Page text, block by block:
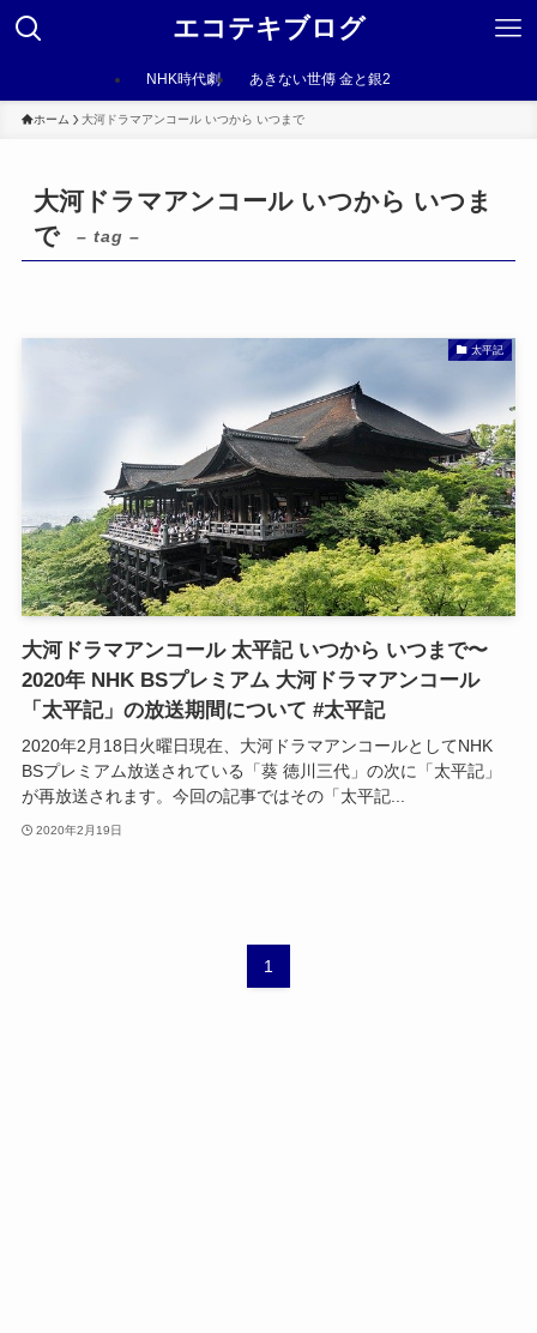
エコテキブログ
NHK時代劇 あきない世傳 金と銀2
ホーム 大河ドラマアンコール いつから いつまで
大河ドラマアンコール いつから いつま
で
– tag –
太平記
大河ドラマアンコール 太平記 いつから いつまで〜
2020年 NHK BSプレミアム 大河ドラマアンコール
「太平記」の放送期間について #太平記
2020年2月18日火曜日現在、大河ドラマアンコールとしてNHK
BSプレミアム放送されている「葵 徳川三代」の次に「太平記」
が再放送されます。今回の記事ではその「太平記...
2020年2月19日
1